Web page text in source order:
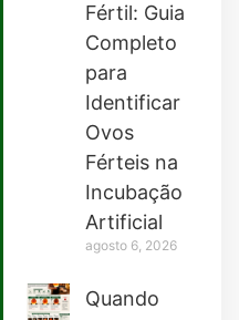
Fértil: Guia
Completo
para
Identificar
Ovos
Férteis na
Incubação
Artificial
agosto 6, 2026
Quando